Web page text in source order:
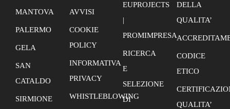
MANTOVA
PALERMO
GELA
SAN
CATALDO
SIRMIONE
AVVISI
COOKIE
POLICY
INFORMATIVA
PRIVACY
WHISTLEBLOWING
EUPROJECTS
|
PROMIMPRESA
RICERCA
E
SELEZIONE
DI
DELLA
QUALITA’
CODICE
ETICO
QUALITA’